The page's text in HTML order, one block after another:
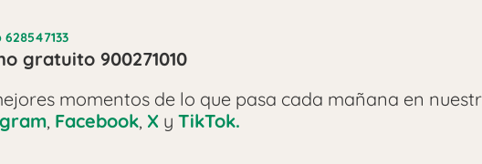
gratuito 900271010
momentos de lo que pasa cada mañana en
, Facebook, X y TikTok.